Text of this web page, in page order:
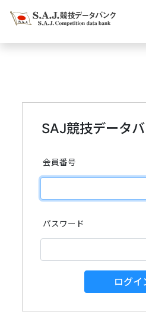
SAJ競技データ
会員番号
パスワード
ログイ